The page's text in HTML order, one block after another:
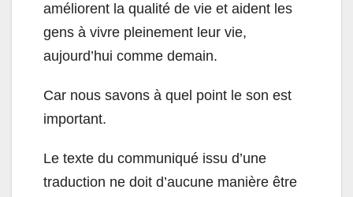
améliorent la qualité de vie et aident les
gens à vivre pleinement leur vie,
aujourd’hui comme demain.
Car nous savons à quel point le son est
important.
Le texte du communiqué issu d’une
traduction ne doit d’aucune manière être